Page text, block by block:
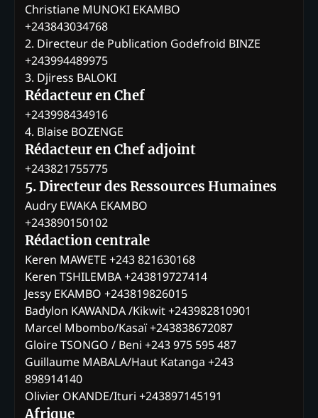
Christiane MUNOKI EKAMBO
+243843034768
2. Directeur de Publication Godefroid BINZE
+243994489975
3. Djiress BALOKI
Rédacteur en Chef
+243998434916
4. Blaise BOZENGE
Rédacteur en Chef adjoint
+243821755775
5. Directeur des Ressources Humaines
Audry EWAKA EKAMBO
+243890150102
Rédaction centrale
Keren MAWETE +243 821630168
Keren TSHILEMBA +243819727414
Jessy EKAMBO +243819826015
Badylon KAWANDA /Kikwit +243982810901
Marcel Mbombo/Kasaï +243838672087
Gloire TSONGO / Beni +243 975 595 487
Guillaume MABALA/Haut Katanga +243
898914140
Olivier OKANDE/Ituri +243897145191
Afrique